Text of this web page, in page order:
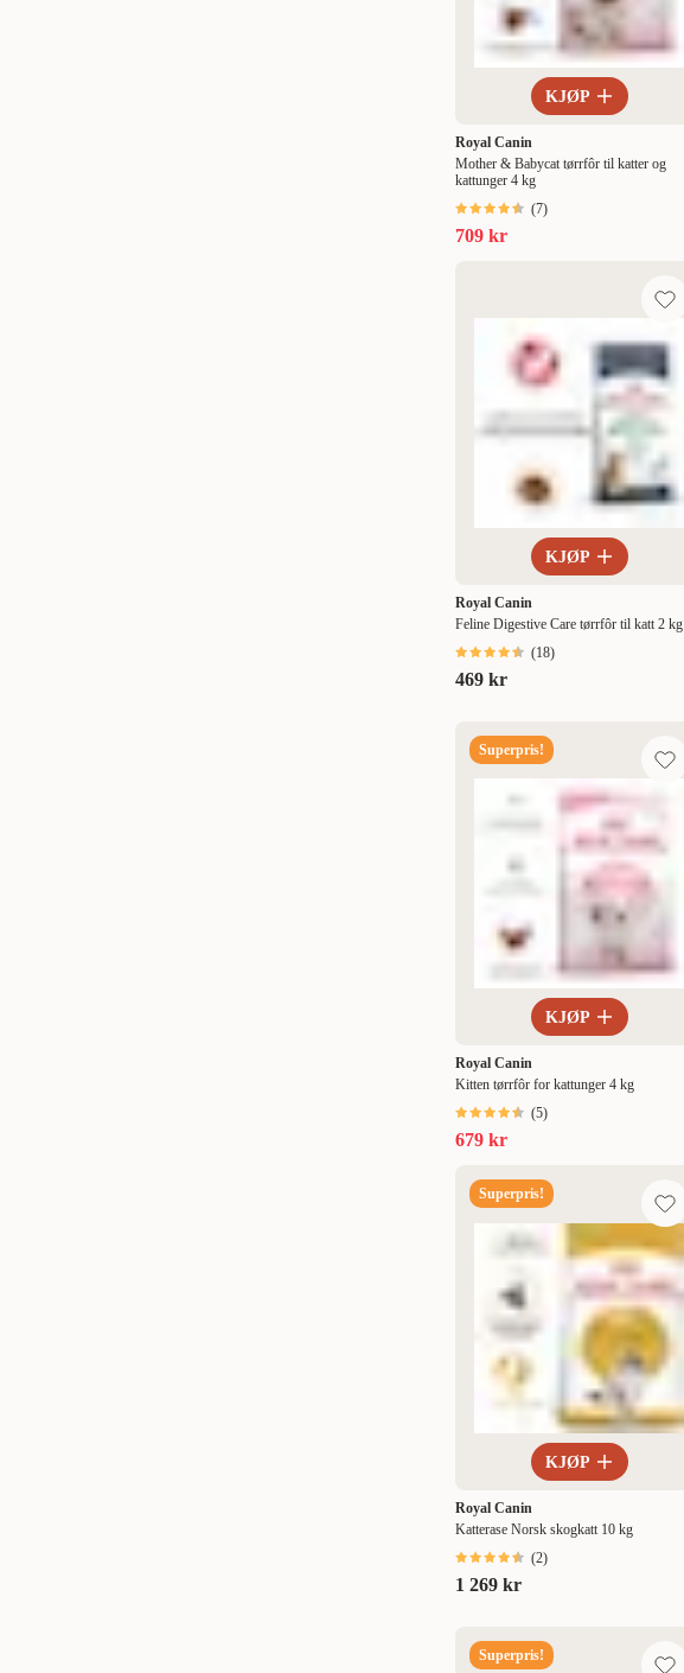
KJØP
Royal Canin
Mother & Babycat tørrfôr til katter og
kattunger 4 kg
(7)
709 kr
KJØP
Royal Canin
Feline Digestive Care tørrfôr til katt 2 kg
(18)
469 kr
Superpris!
KJØP
Royal Canin
Kitten tørrfôr for kattunger 4 kg
(5)
679 kr
Superpris!
KJØP
Royal Canin
Katterase Norsk skogkatt 10 kg
(2)
1 269 kr
Superpris!